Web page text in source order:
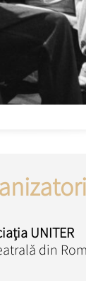
UNITER
din